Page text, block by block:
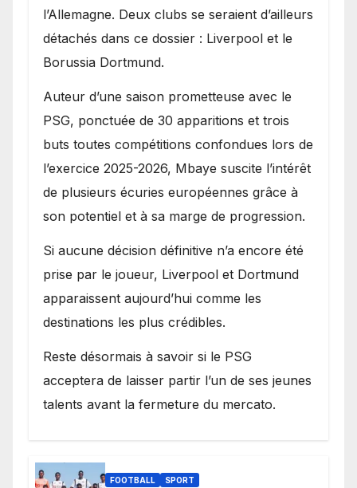
l’Allemagne. Deux clubs se seraient d’ailleurs
détachés dans ce dossier : Liverpool et le
Borussia Dortmund.
Auteur d’une saison prometteuse avec le
PSG, ponctuée de 30 apparitions et trois
buts toutes compétitions confondues lors de
l’exercice 2025-2026, Mbaye suscite l’intérêt
de plusieurs écuries européennes grâce à
son potentiel et à sa marge de progression.
Si aucune décision définitive n’a encore été
prise par le joueur, Liverpool et Dortmund
apparaissent aujourd’hui comme les
destinations les plus crédibles.
Reste désormais à savoir si le PSG
acceptera de laisser partir l’un de ses jeunes
talents avant la fermeture du mercato.
FOOTBALL SPORT